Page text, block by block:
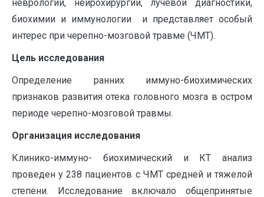
неврологии, нейрохирургии, лучевой диагностики,
биохимии и иммунологии и представляет особый
интерес при черепно-мозговой травме (ЧМТ).
Цель исследования
Определение ранних иммуно-биохимических
признаков развития отека головного мозга в остром
периоде черепно-мозговой травмы.
Организация исследования
Клинико-иммуно- биохимический и КТ анализ
проведен у 238 пациентов с ЧМТ средней и тяжелой
степени. Исследование включало общепринятые